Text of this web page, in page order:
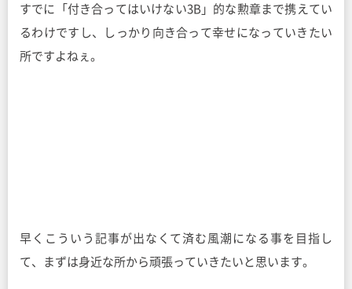
すでに「付き合ってはいけない3B」的な勲章まで携えてい
るわけですし、しっかり向き合って幸せになっていきたい
所ですよねぇ。
早くこういう記事が出なくて済む風潮になる事を目指し
て、まずは身近な所から頑張っていきたいと思います。